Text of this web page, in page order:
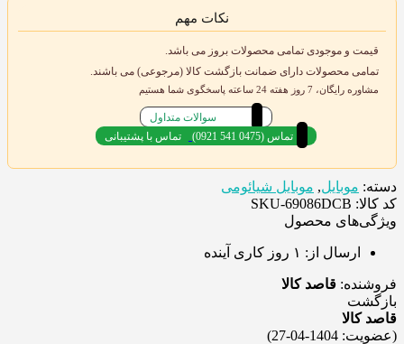
نکات مهم
قیمت و موجودی تمامی محصولات بروز می باشد.
تمامی محصولات دارای ضمانت بازگشت کالا (مرجوعی) می باشند.
مشاوره رایگان، 7 روز هفته 24 ساعته پاسخگوی شما هستیم
سوالات متداول
(0921 541 0475) تماس
تماس با پشتیبانی
دسته: موبایل, موبایل شیائومی
کد کالا: SKU-69086DCB
ویژگی‌های محصول
ارسال از: ۱ روز کاری آینده
فروشنده: قاصد کالا
بازگشت
قاصد کالا
(عضویت: 1404-04-27)